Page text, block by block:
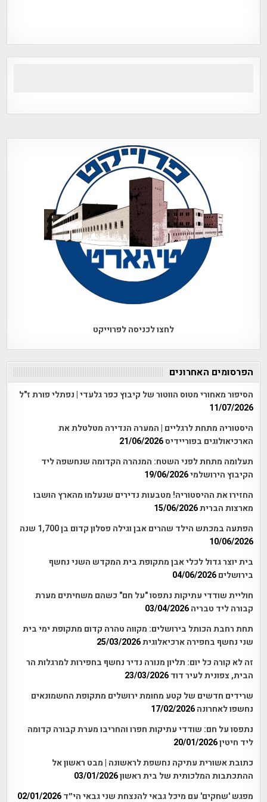
לחצו לכניסה לפרוייקט
הפרסומים האחרונים
הסיפור מאחורי מטוס הווטור של קיבוץ כפר גלעדי | נפתלי פורת ז"ל
11/07/2026
היסטוריה מתחת לרגליים | המערה הנדירה מטלטלת את
הארכיאולוגים בפוריידיס21/06/2026
תעלומה מתחת לפני השטח: המנהרה הקדומה שנחשפה ליד
הקיבוץ הירושלמי19/06/2026
החזירו את ההיסטוריה! מטבעות נדירים שנעלמו מהארץ הושבו
מארצות הברית15/06/2026
הפתעה במכתש הילד שהרים אבן וגילה פסלון קדום בן 1,700 שנה
10/06/2026
בית יוצר גדול לכלי אבן מתקופת בית המקדש השני נחשף
בירושלים 04/06/2026
חוליית שודדי עתיקות נתפסו "על חם" כשהם משחיתים מערת
קבורה ליד טבריה 03/04/2026
תחת רחבת הכותל בירושלים: מקווה טהרה קדום מתקופת ימי בית
שני נחשף בחפירה ארכיאלוגית25/03/2026
זה לא קורה כל יום: תליון מנורה נדיר נחשף בחפירות למרגלות הר
הבית, צפונית לעיר דוד 23/03/2026
שרידים חדשים של קטע מחומת ירושלים מתקופת החשמונאים
נחשפו לאחרונה 17/02/2026
נתפסו על חם: שודדי עתיקות חפרו והחריבו מערת קבורה קדומה
ליד חיטין20/01/2026
כתובת אשורית עתיקה נחשפת לראשונה | מבט ראשון אל
ההתכתבות המלכותית של בית ראשון03/01/2026
מפגש 'שחקים' עם מיכל גבאי להנצחת שני גבאי הי״ד 02/01/2026